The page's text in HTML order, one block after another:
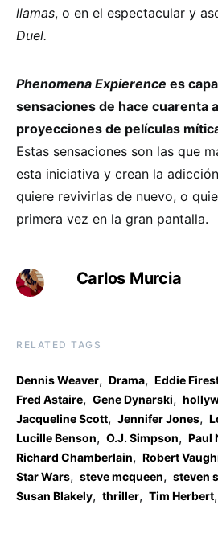
llamas, o en el espectacular y
Duel.
Phenomena Expierence es
sensaciones de hace cuarenta
proyecciones de películas
Estas sensaciones son las que
esta iniciativa y crean la
quiere revivirlas de nuevo, o
primera vez en la gran pantalla.
Carlos Murcia
RELATED TAGS
Dennis Weaver, Drama, Eddie
Fred Astaire, Gene Dynarski,
Jacqueline Scott, Jennifer Jones,
Lucille Benson, O.J. Simpson, Paul
Richard Chamberlain, Robert
Star Wars, steve mcqueen, steven
Susan Blakely, thriller, Tim Herbert,